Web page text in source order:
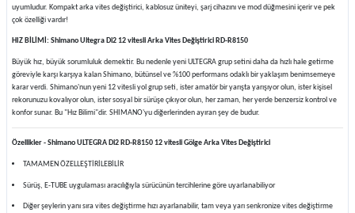
uyumludur. Kompakt arka vites değiştirici, kablosuz üniteyi, şarj cihazını ve mod düğmesini içerir ve pek
çok özelliği vardır!
HIZ BİLİMİ: Shimano Ultegra Di2 12 vitesli Arka Vites Değiştirici RD-R8150
Büyük hız, büyük sorumluluk demektir. Bu nedenle yeni ULTEGRA grup setini daha da hızlı hale getirme
göreviyle karşı karşıya kalan Shimano, bütünsel ve %100 performans odaklı bir yaklaşım benimsemeye
karar verdi. Shimano'nun yeni 12 vitesli yol grup seti, ister amatör bir yarışta yarışıyor olun, ister kişisel
rekorunuzu kovalıyor olun, ister sosyal bir sürüşe çıkıyor olun, her zaman, her yerde benzersiz kontrol ve
konfor sunar. Bu "Hız Bilimi"dir. SHIMANO'yu diğerlerinden ayıran şey de budur.
Özellikler - Shimano ULTEGRA Di2 RD-R8150 12 vitesli Gölge Arka Vites Değiştirici
TAMAMEN ÖZELLEŞTİRİLEBİLİR
Sürüş, E-TUBE uygulaması aracılığıyla sürücünün tercihlerine göre uyarlanabiliyor
Diğer şeylerin yanı sıra vites değiştirme hızı ayarlanabilir, tam veya yarı senkronize vites değiştirme